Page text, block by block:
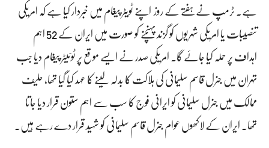
ہے. ٹرمپ نے ہفتے کے روز اپنے ٹویٹر پیغام میں خبردار کیا ہے کہ امریکی
تنصیبات یا امریکی شہریوں کو گزند پہنچنے کو صورت میں ایران کے 52 اہم
اہداف پر حملہ کیا جائے گا۔ امریکی صدر نے ایسے موقع پر ٹوئیٹر پیغام دیا جب
تہران میں جنرل قاسم سلیمانی کی ہلاکت کا بدلہ لینے کا عہد کیا گیا تھا، حلیف
ممالک میں جنرل سلیمانی کو ایرانی فوج کا سب سے اہم ستون قرار دیا جاتا
تھا۔ ایران کے لاکھوں عوام جنرل قاسم سلیمانی کو شہید قرار دے رہے ہیں۔